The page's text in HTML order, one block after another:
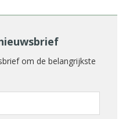
om de belangrijkste